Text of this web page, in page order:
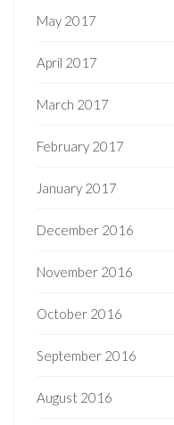
May 2017
April 2017
March 2017
February 2017
January 2017
December 2016
November 2016
October 2016
September 2016
August 2016